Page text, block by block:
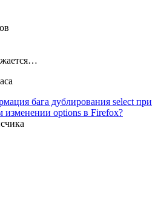
бага дублирования select при
изменении options в Firefox?